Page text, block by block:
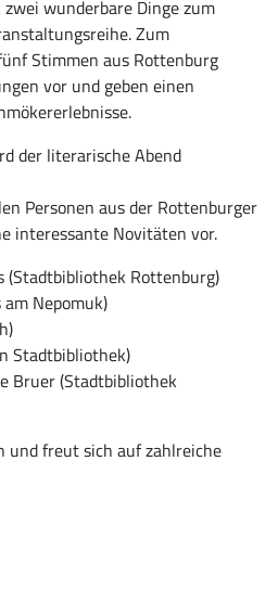
wunderbare Dinge zum
Zum
Stimmen aus Rottenburg
vor und geben einen
der literarische Abend
Personen aus der Rottenburger
interessante Novitäten vor.
(Stadtbibliothek Rottenburg)
Nepomuk)
Stadtbibliothek)
Bruer (Stadtbibliothek
und freut sich auf zahlreiche